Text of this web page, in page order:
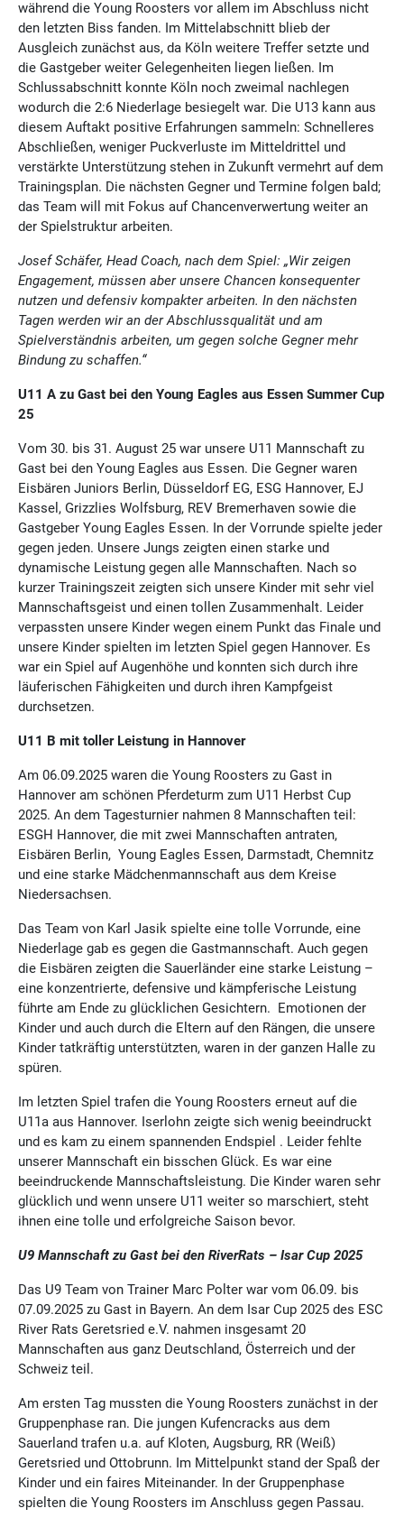
während die Young Roosters vor allem im Abschluss nicht
den letzten Biss fanden. Im Mittelabschnitt blieb der
Ausgleich zunächst aus, da Köln weitere Treffer setzte und
die Gastgeber weiter Gelegenheiten liegen ließen. Im
Schlussabschnitt konnte Köln noch zweimal nachlegen
wodurch die 2:6 Niederlage besiegelt war. Die U13 kann aus
diesem Auftakt positive Erfahrungen sammeln: Schnelleres
Abschließen, weniger Puckverluste im Mitteldrittel und
verstärkte Unterstützung stehen in Zukunft vermehrt auf dem
Trainingsplan. Die nächsten Gegner und Termine folgen bald;
das Team will mit Fokus auf Chancenverwertung weiter an
der Spielstruktur arbeiten.
Josef Schäfer, Head Coach, nach dem Spiel: „Wir zeigen
Engagement, müssen aber unsere Chancen konsequenter
nutzen und defensiv kompakter arbeiten. In den nächsten
Tagen werden wir an der Abschlussqualität und am
Spielverständnis arbeiten, um gegen solche Gegner mehr
Bindung zu schaffen.“
U11 A zu Gast bei den Young Eagles aus Essen Summer Cup
25
Vom 30. bis 31. August 25 war unsere U11 Mannschaft zu
Gast bei den Young Eagles aus Essen. Die Gegner waren
Eisbären Juniors Berlin, Düsseldorf EG, ESG Hannover, EJ
Kassel, Grizzlies Wolfsburg, REV Bremerhaven sowie die
Gastgeber Young Eagles Essen. In der Vorrunde spielte jeder
gegen jeden. Unsere Jungs zeigten einen starke und
dynamische Leistung gegen alle Mannschaften. Nach so
kurzer Trainingszeit zeigten sich unsere Kinder mit sehr viel
Mannschaftsgeist und einen tollen Zusammenhalt. Leider
verpassten unsere Kinder wegen einem Punkt das Finale und
unsere Kinder spielten im letzten Spiel gegen Hannover. Es
war ein Spiel auf Augenhöhe und konnten sich durch ihre
läuferischen Fähigkeiten und durch ihren Kampfgeist
durchsetzen.
U11 B mit toller Leistung in Hannover
Am 06.09.2025 waren die Young Roosters zu Gast in
Hannover am schönen Pferdeturm zum U11 Herbst Cup
2025. An dem Tagesturnier nahmen 8 Mannschaften teil:
ESGH Hannover, die mit zwei Mannschaften antraten,
Eisbären Berlin, Young Eagles Essen, Darmstadt, Chemnitz
und eine starke Mädchenmannschaft aus dem Kreise
Niedersachsen.
Das Team von Karl Jasik spielte eine tolle Vorrunde, eine
Niederlage gab es gegen die Gastmannschaft. Auch gegen
die Eisbären zeigten die Sauerländer eine starke Leistung –
eine konzentrierte, defensive und kämpferische Leistung
führte am Ende zu glücklichen Gesichtern. Emotionen der
Kinder und auch durch die Eltern auf den Rängen, die unsere
Kinder tatkräftig unterstützten, waren in der ganzen Halle zu
spüren.
Im letzten Spiel trafen die Young Roosters erneut auf die
U11a aus Hannover. Iserlohn zeigte sich wenig beeindruckt
und es kam zu einem spannenden Endspiel . Leider fehlte
unserer Mannschaft ein bisschen Glück. Es war eine
beeindruckende Mannschaftsleistung. Die Kinder waren sehr
glücklich und wenn unsere U11 weiter so marschiert, steht
ihnen eine tolle und erfolgreiche Saison bevor.
U9 Mannschaft zu Gast bei den RiverRats – Isar Cup 2025
Das U9 Team von Trainer Marc Polter war vom 06.09. bis
07.09.2025 zu Gast in Bayern. An dem Isar Cup 2025 des ESC
River Rats Geretsried e.V. nahmen insgesamt 20
Mannschaften aus ganz Deutschland, Österreich und der
Schweiz teil.
Am ersten Tag mussten die Young Roosters zunächst in der
Gruppenphase ran. Die jungen Kufencracks aus dem
Sauerland trafen u.a. auf Kloten, Augsburg, RR (Weiß)
Geretsried und Ottobrunn. Im Mittelpunkt stand der Spaß der
Kinder und ein faires Miteinander. In der Gruppenphase
spielten die Young Roosters im Anschluss gegen Passau.